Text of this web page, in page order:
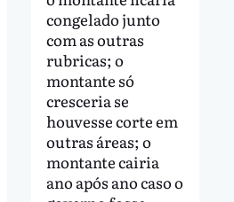
congelado junto
com as outras
rubricas; o
montante só
cresceria se
houvesse corte em
outras áreas; o
montante cairia
ano após ano caso o